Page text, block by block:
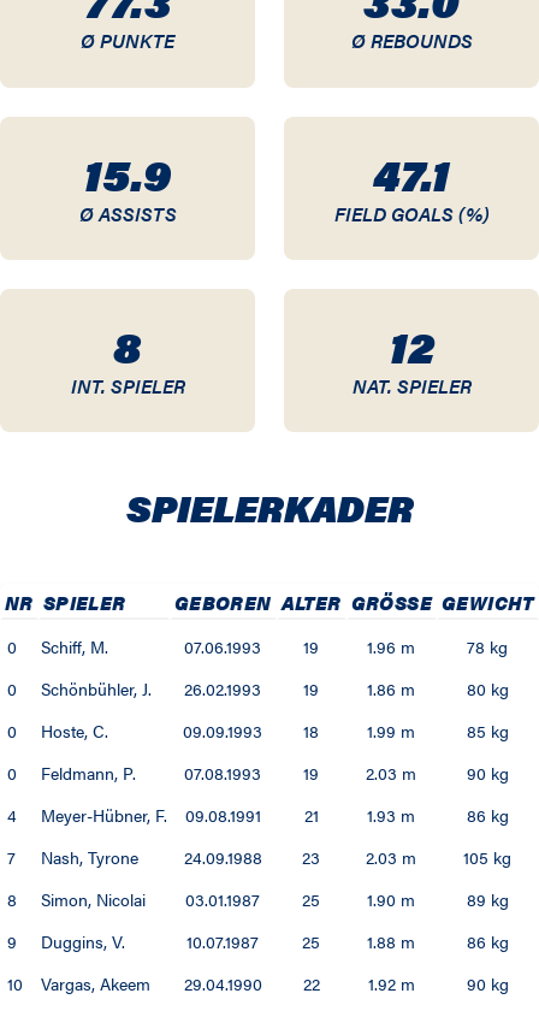
Ø PUNKTE Ø REBOUNDS
15.9
Ø ASSISTS
47.1
FIELD GOALS (%)
8
INT. SPIELER
12
NAT. SPIELER
SPIELER­KADER
NR SPIELER GEBOREN ALTER GRÖSSE GEWICHT
0 Schiff, M. 07.06.1993 19 1.96 m
78 kg
0
Schönbühler, J. 26.02.1993 19 1.86 m
80 kg
0
Hoste, C. 09.09.1993 18 1.99 m
85 kg
0
Feldmann, P. 07.08.1993 19 2.03 m
90 kg
4
Meyer-Hübner, F. 09.08.1991 21 1.93 m
86 kg
7
Nash, Tyrone 24.09.1988 23 2.03 m
105 kg
8
Simon, Nicolai 03.01.1987 25 1.90 m
89 kg
9
Duggins, V. 10.07.1987 25 1.88 m
86 kg
10
Vargas, Akeem 29.04.1990 22 1.92 m
90 kg